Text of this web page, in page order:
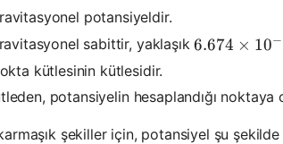
potansiyeldir.
sabittir, yaklaşık6.674
6.674 × 10−
kütlesinin kütlesidir.
potansiyelin hesaplandığı noktaya
şekiller için, potansiyel şu